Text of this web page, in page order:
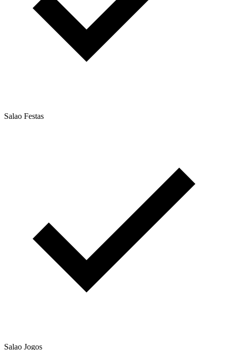
Salao Festas
Salao Jogos